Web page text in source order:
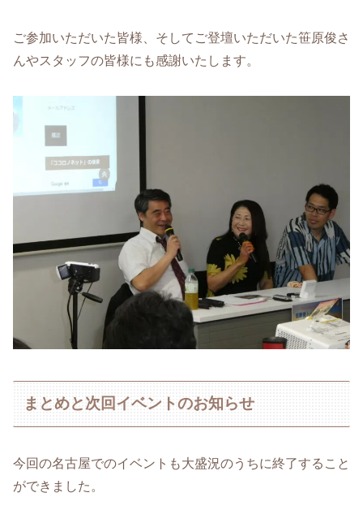
ご参加いただいた皆様、そしてご登壇いただいた笹原俊さ
んやスタッフの皆様にも感謝いたします。
まとめと次回イベントのお知らせ
今回の名古屋でのイベントも大盛況のうちに終了すること
ができました。